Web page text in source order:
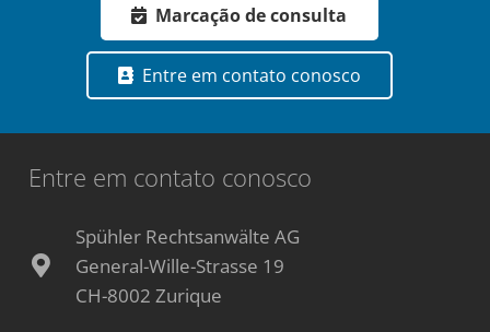
Marcação de consulta
Entre em contato conosco
Entre em contato conosco
Spühler Rechtsanwälte AG
General-Wille-Strasse 19
CH-8002 Zurique